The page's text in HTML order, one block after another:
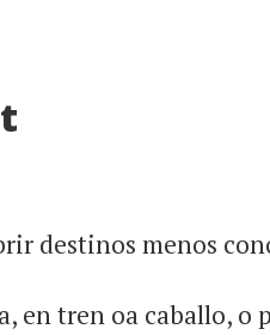
destinos menos
en tren oa caballo, o